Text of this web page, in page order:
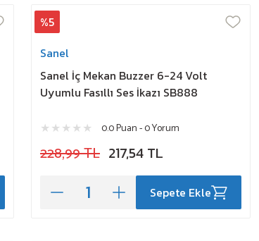
%5
Sanel
Sanel İç Mekan Buzzer 6-24 Volt
Uyumlu Fasıllı Ses İkazı SB888
0.0 Puan - 0 Yorum
228,99 TL 217,54 TL
Sepete Ekle